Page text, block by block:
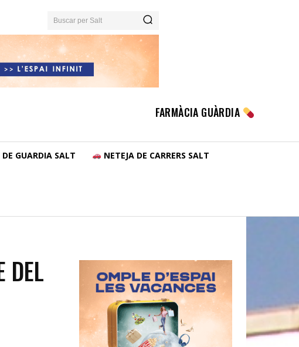
Buscar per Salt
FARMÀCIA GUÀRDIA
GUARDIA SALT NETEJA DE CARRERS SALT
DEL